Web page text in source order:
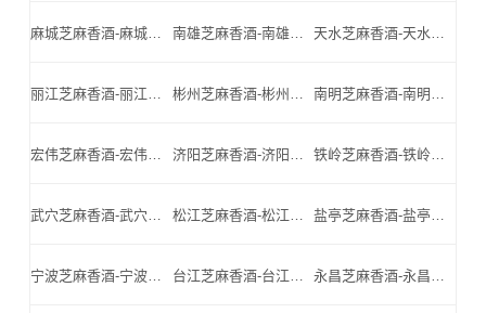
麻城芝麻香酒-麻城名酒-麻城小北门_麻城芝麻香酒厂家 南雄芝麻香酒-南雄名酒-南雄小北门_南雄芝麻香酒厂家 天水芝麻香酒-天水名酒-天水小北门_天水芝麻香酒厂家
丽江芝麻香酒-丽江名酒-丽江小北门_丽江芝麻香酒厂家 彬州芝麻香酒-彬州名酒-彬州小北门_彬州芝麻香酒厂家 南明芝麻香酒-南明名酒-南明小北门_南明芝麻香酒厂家
宏伟芝麻香酒-宏伟名酒-宏伟小北门_宏伟芝麻香酒厂家 济阳芝麻香酒-济阳名酒-济阳小北门_济阳芝麻香酒厂家 铁岭芝麻香酒-铁岭名酒-铁岭小北门_铁岭芝麻香酒厂家
武穴芝麻香酒-武穴名酒-武穴小北门_武穴芝麻香酒厂家 松江芝麻香酒-松江名酒-松江小北门_松江芝麻香酒厂家 盐亭芝麻香酒-盐亭名酒-盐亭小北门_盐亭芝麻香酒厂家
宁波芝麻香酒-宁波名酒-宁波小北门_宁波芝麻香酒厂家 台江芝麻香酒-台江名酒-台江小北门_台江芝麻香酒厂家 永昌芝麻香酒-永昌名酒-永昌小北门_永昌芝麻香酒厂家